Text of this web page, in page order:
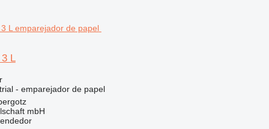
L
- emparejador de papel
mbH